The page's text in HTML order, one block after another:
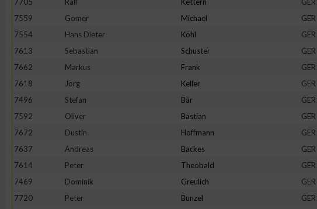
7559
Gomer Michael GER
7554
Hans Dieter Köhl GER
7613
Sebastian Schuster GER
7662
Markus Frank GER
7618
Jörg Keller GER
7496
Stefan Bär GER
7592
Oliver Bastian GER
7672
Dustin Hoffmann GER
7637
Andreas Backes GER
7614
Peter Theobald GER
7469
Dominik Greulich GER
7720
Peter Bunzel GER
Erstellung von Profilen zur Personalisierung von Inhalten
Messung der Werbeleistung
Messung der Performance von Inhalten
Analyse von Zielgruppen durch Statistiken oder Kombinationen von Daten aus
Entwicklung und Verbesserung der Angebote